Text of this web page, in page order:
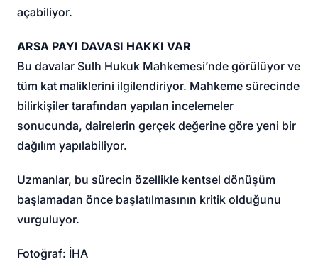
açabiliyor.
ARSA PAYI DAVASI HAKKI VAR
Bu davalar Sulh Hukuk Mahkemesi’nde görülüyor ve
tüm kat maliklerini ilgilendiriyor. Mahkeme sürecinde
bilirkişiler tarafından yapılan incelemeler
sonucunda, dairelerin gerçek değerine göre yeni bir
dağılım yapılabiliyor.
Uzmanlar, bu sürecin özellikle kentsel dönüşüm
başlamadan önce başlatılmasının kritik olduğunu
vurguluyor.
Fotoğraf: İHA